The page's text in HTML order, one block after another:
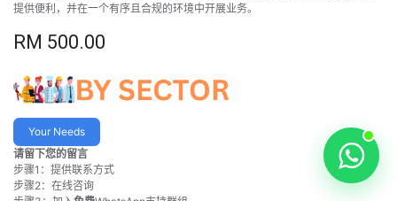
提供便利，并在一个有序且合规的环境中开展业务。
RM 500.00
Your Needs
请留下您的留言
步骤1：提供联系方式
步骤2：在线咨询